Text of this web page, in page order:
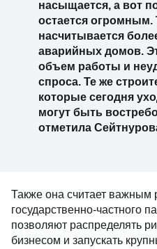
насыщается, а вот
остается
насчитывается
аварийных домов.
объем работы и
спроса. Те же
которые сегодня
могут быть
отметила
Также она считает важным
государственно-частного
позволяют распределять
бизнесом и запускать